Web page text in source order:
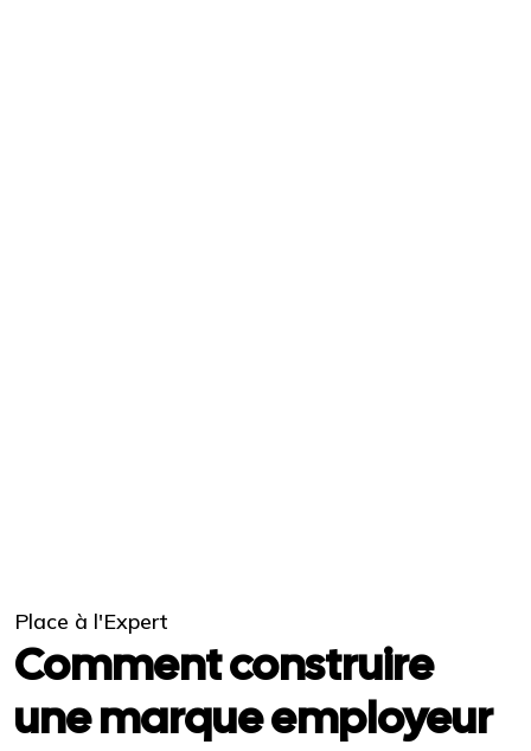
Place à l'Expert
Comment construire
une marque employeur